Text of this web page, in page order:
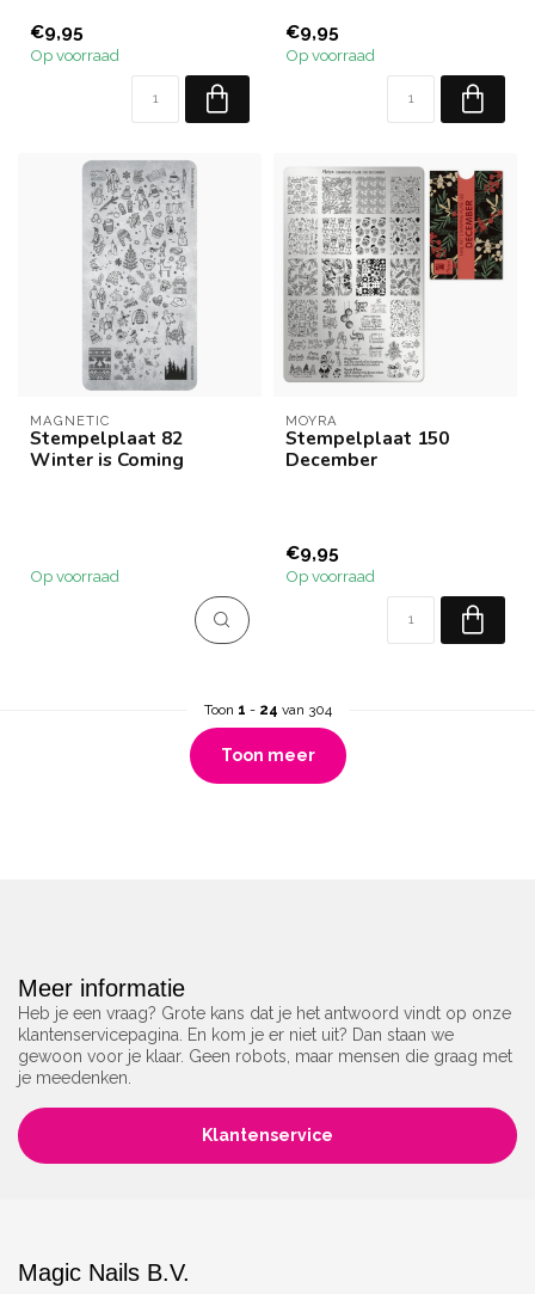
€9,95
Op voorraad
€9,95
Op voorraad
MAGNETIC
Stempelplaat 82
Winter is Coming
Op voorraad
MOYRA
Stempelplaat 150
December
€9,95
Op voorraad
Toon 1 - 24 van 304
Toon meer
Meer informatie
Heb je een vraag? Grote kans dat je het antwoord vindt op onze
klantenservicepagina. En kom je er niet uit? Dan staan we
gewoon voor je klaar. Geen robots, maar mensen die graag met
je meedenken.
Klantenservice
Magic Nails B.V.